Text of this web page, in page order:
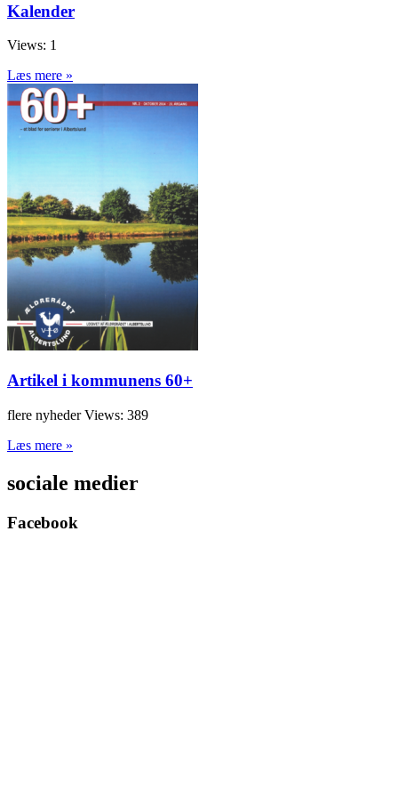
Kalender
Views: 1
Læs mere »
Artikel i kommunens 60+
flere nyheder Views: 389
Læs mere »
sociale medier
Facebook